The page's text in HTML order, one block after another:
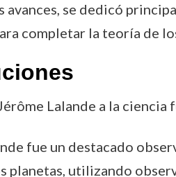
se dedicó
completar la teoría de
Lalande a la
fue un destacado
planetas, utilizando